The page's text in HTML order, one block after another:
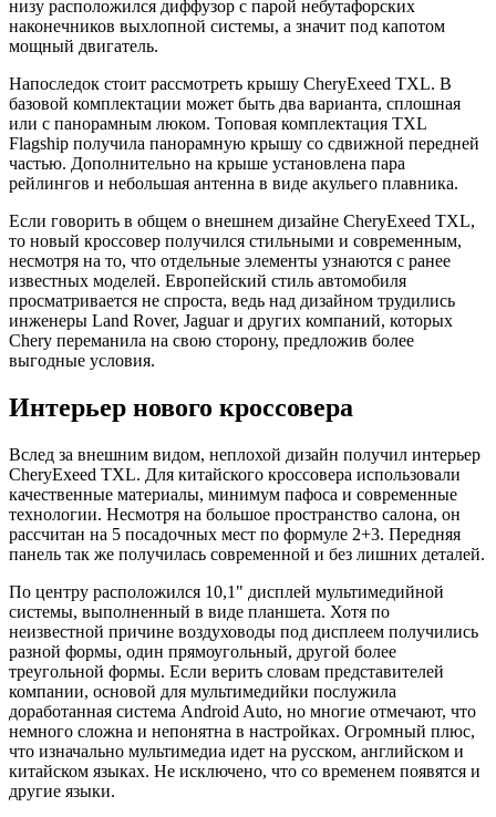
низу расположился диффузор с парой небутафорских
наконечников выхлопной системы, а значит под капотом
мощный двигатель.
Напоследок стоит рассмотреть крышу CheryExeed TXL. В
базовой комплектации может быть два варианта, сплошная
или с панорамным люком. Топовая комплектация TXL
Flagship получила панорамную крышу со сдвижной передней
частью. Дополнительно на крыше установлена пара
рейлингов и небольшая антенна в виде акульего плавника.
Если говорить в общем о внешнем дизайне CheryExeed TXL,
то новый кроссовер получился стильными и современным,
несмотря на то, что отдельные элементы узнаются с ранее
известных моделей. Европейский стиль автомобиля
просматривается не спроста, ведь над дизайном трудились
инженеры Land Rover, Jaguar и других компаний, которых
Chery переманила на свою сторону, предложив более
выгодные условия.
Интерьер нового кроссовера
Вслед за внешним видом, неплохой дизайн получил интерьер
CheryExeed TXL. Для китайского кроссовера использовали
качественные материалы, минимум пафоса и современные
технологии. Несмотря на большое пространство салона, он
рассчитан на 5 посадочных мест по формуле 2+3. Передняя
панель так же получилась современной и без лишних деталей.
По центру расположился 10,1" дисплей мультимедийной
системы, выполненный в виде планшета. Хотя по
неизвестной причине воздуховоды под дисплеем получились
разной формы, один прямоугольный, другой более
треугольной формы. Если верить словам представителей
компании, основой для мультимедийки послужила
доработанная система Android Auto, но многие отмечают, что
немного сложна и непонятна в настройках. Огромный плюс,
что изначально мультимедиа идет на русском, английском и
китайском языках. Не исключено, что со временем появятся и
другие языки.